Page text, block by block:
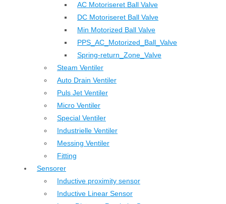
AC Motoriseret Ball Valve
DC Motoriseret Ball Valve
Min Motorized Ball Valve
PPS_AC_Motorized_Ball_Valve
Spring-return_Zone_Valve
Steam Ventiler
Auto Drain Ventiler
Puls Jet Ventiler
Micro Ventiler
Special Ventiler
Industrielle Ventiler
Messing Ventiler
Fitting
Sensorer
Inductive proximity sensor
Inductive Linear Sensor